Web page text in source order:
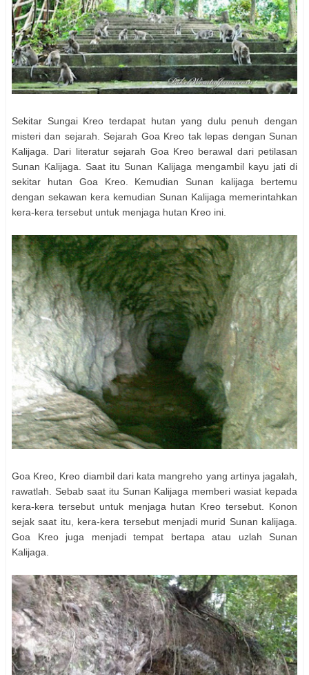
Sekitar Sungai Kreo terdapat hutan yang dulu penuh dengan
misteri dan sejarah. Sejarah Goa Kreo tak lepas dengan Sunan
Kalijaga. Dari literatur sejarah Goa Kreo berawal dari petilasan
Sunan Kalijaga. Saat itu Sunan Kalijaga mengambil kayu jati di
sekitar hutan Goa Kreo. Kemudian Sunan kalijaga bertemu
dengan sekawan kera kemudian Sunan Kalijaga memerintahkan
kera-kera tersebut untuk menjaga hutan Kreo ini.
Goa Kreo, Kreo diambil dari kata mangreho yang artinya jagalah,
rawatlah. Sebab saat itu Sunan Kalijaga memberi wasiat kepada
kera-kera tersebut untuk menjaga hutan Kreo tersebut. Konon
sejak saat itu, kera-kera tersebut menjadi murid Sunan kalijaga.
Goa Kreo juga menjadi tempat bertapa atau uzlah Sunan
Kalijaga.